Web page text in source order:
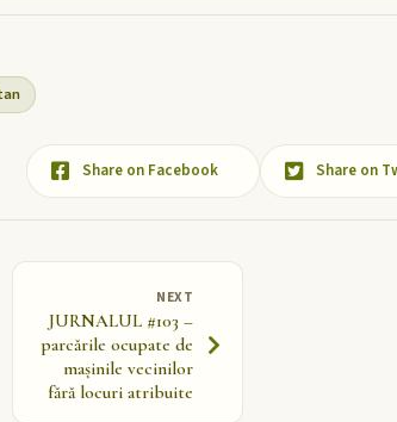
Share on Facebook Share on
NEXT
JURNALUL #103 –
parcările ocupate de
mașinile vecinilor
fără locuri atribuite